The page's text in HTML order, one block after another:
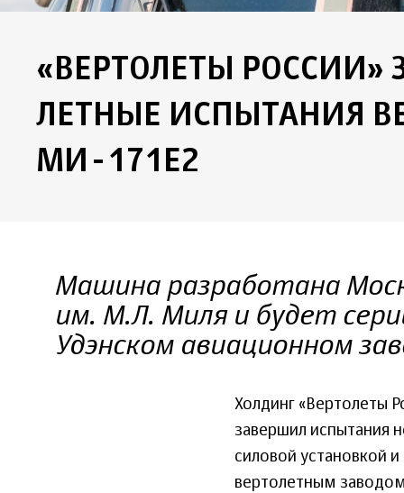
«ВЕРТОЛЕТЫ РОССИИ»
ЛЕТНЫЕ ИСПЫТАНИЯ
МИ-171Е2
Машина разработана
им. М.Л. Миля и будет
Удэнском авиационном
Холдинг «Вертолеты
завершил испытания
силовой установкой
вертолетным